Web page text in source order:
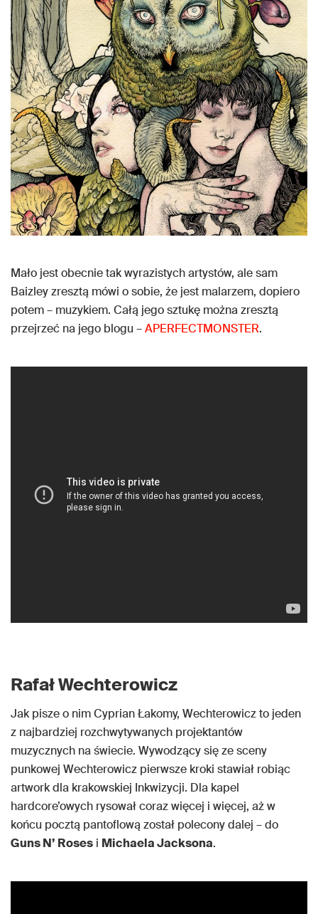
Mało jest obecnie tak wyrazistych artystów, ale sam
Baizley zresztą mówi o sobie, że jest malarzem, dopiero
potem – muzykiem. Całą jego sztukę można zresztą
przejrzeć na jego blogu –APERFECTMONSTER.
Rafał Wechterowicz
Jak pisze o nim Cyprian Łakomy, Wechterowicz to jeden
z najbardziej rozchwytywanych projektantów
muzycznych na świecie. Wywodzący się ze sceny
punkowej Wechterowicz pierwsze kroki stawiał robiąc
artwork dla krakowskiej Inkwizycji. Dla kapel
hardcore’owych rysował coraz więcej i więcej, aż w
końcu pocztą pantoflową został polecony dalej – do
Guns N’ Roses i Michaela Jacksona.